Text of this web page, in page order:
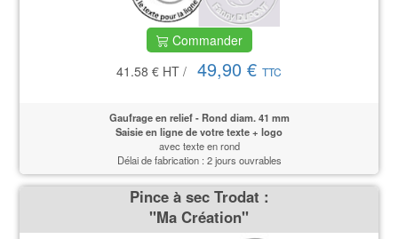
Commander
41.58 € HT / 49,90 € TTC
Gaufrage en relief - Rond diam. 41 mm
Saisie en ligne de votre texte + logo
avec texte en rond
Délai de fabrication : 2 jours ouvrables
Pince à sec Trodat :
''Ma Création''